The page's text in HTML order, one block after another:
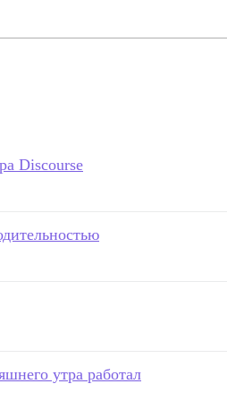
Discourse
утра работал